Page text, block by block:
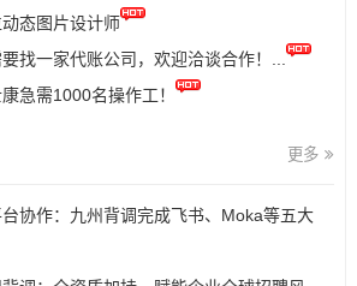
态图片设计师
找一家代账公司，欢迎洽谈合作！...
急需1000名操作工！
更多
协作：九州背调完成飞书、Moka等五大